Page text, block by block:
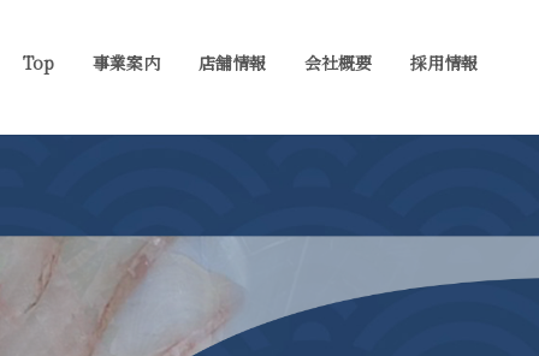
Top 事業案内 店舗情報 会社概要 採用情報